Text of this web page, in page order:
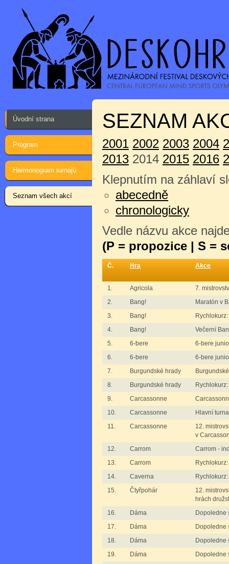
Úvodní strana
Program
Harmonogram turnajů
Seznam všech akcí
SEZNAM
2001 2002 2003 2004
2013 2014 2015 2016
Klepnutím na záhlaví
abecedně
chronologicky
Vedle názvu akce
(P = propozice | S =
Č. Hra Akce
1. Agricola
7.
2.
Bang!
Maratón v
3.
Bang!
4.
Bang!
Večerní
5.
6-bere
6-bere
6.
6-bere
6-bere
7.
Burgundské hrady
8.
Burgundské hrady
9.
Carcassonne
10.
Carcassonne
Hlavní
11.
Carcassonne
12.
v
12.
Carrom
Carrom -
13.
Carrom
14.
Caverna
15.
Čtyřpohár
12.
hrách
16.
Dáma
Dopoledne
17.
Dáma
Dopoledne
18.
Dáma
Dopoledne
19.
Dáma
Dopoledne